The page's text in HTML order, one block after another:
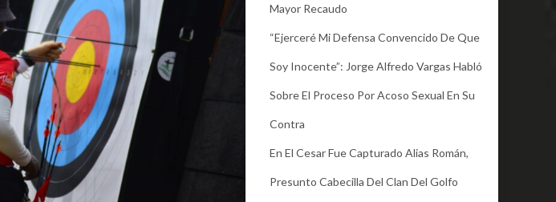
Mayor Recaudo
“Ejerceré Mi Defensa Convencido De Que
Soy Inocente”: Jorge Alfredo Vargas Habló
Sobre El Proceso Por Acoso Sexual En Su
Contra
En El Cesar Fue Capturado Alias Román,
Presunto Cabecilla Del Clan Del Golfo